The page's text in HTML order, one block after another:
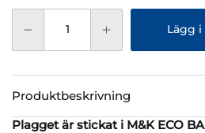
Lägg
Produktbeskrivning
Plagget är stickat i M&K ECO